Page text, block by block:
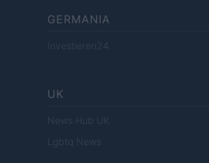
GERMANIA
Investieren24
UK
News Hub UK
Lgbtq News